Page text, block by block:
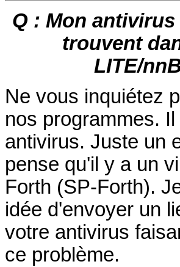
Q : Mon
trouvent
LITE/
Ne vous inquiétez
nos programmes.
antivirus. Juste un
pense qu'il y a un
Forth (SP-Forth).
idée d'envoyer un
votre antivirus
ce problème.